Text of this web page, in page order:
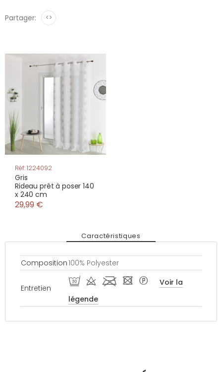
Partager: <>
Réf: 1224092
Gris
Rideau prêt à poser 140
x 240 cm
29,99 €
Caractéristiques
Composition100% Polyester
Entretien
R d l - *
Voir la
légende